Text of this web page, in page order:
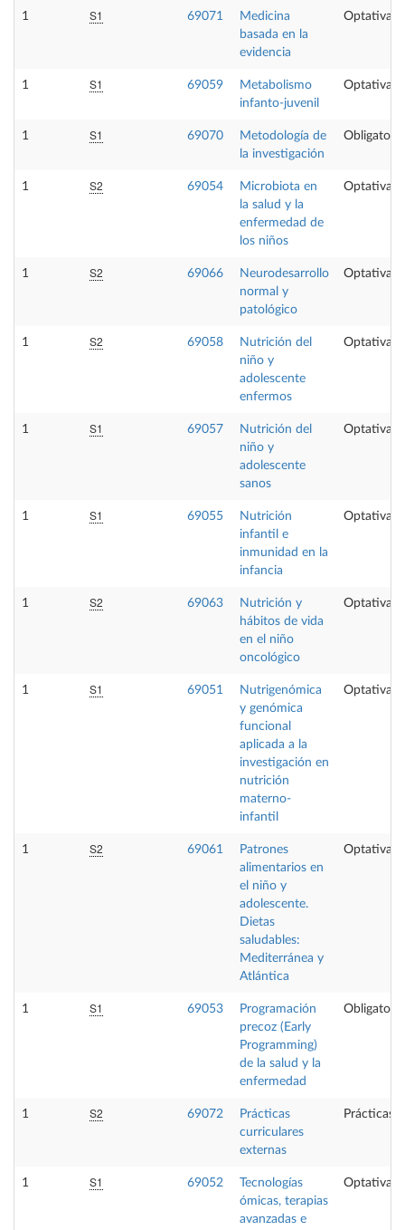
1 S1 69071
Medicina
basada en la
evidencia
Optativa
1 S1 69059
Metabolismo
infanto-juvenil
Optativa
1 S1 69070
Metodología de
la investigación
Obligatoria
1 S2 69054
Microbiota en
la salud y la
enfermedad de
los niños
Optativa
1 S2 69066
Neurodesarrollo
normal y
patológico
Optativa
1 S2 69058
Nutrición del
niño y
adolescente
enfermos
Optativa
1 S1 69057
Nutrición del
niño y
adolescente
sanos
Optativa
1 S1 69055
Nutrición
infantil e
inmunidad en la
infancia
Optativa
1 S2 69063
Nutrición y
hábitos de vida
en el niño
oncológico
Optativa
1 S1 69051
Nutrigenómica
y genómica
funcional
aplicada a la
investigación en
nutrición
materno-
infantil
Optativa
1 S2 69061
Patrones
alimentarios en
el niño y
adolescente.
Dietas
saludables:
Mediterránea y
Atlántica
Optativa
1 S1 69053
Programación
precoz (Early
Programming)
de la salud y la
enfermedad
Obligatoria
1 S2 69072
Prácticas
curriculares
externas
Prácticas
1 S1 69052
Tecnologías
ómicas, terapias
avanzadas e
Optativa